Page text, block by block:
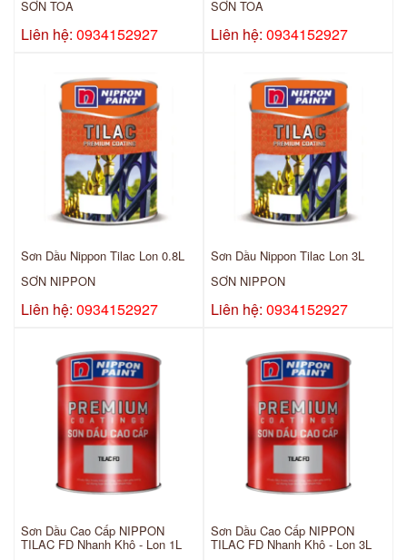
SƠN TOA
Liên hệ: 0934152927
SƠN TOA
Liên hệ: 0934152927
Sơn Dầu Nippon Tilac Lon 0.8L
SƠN NIPPON
Liên hệ: 0934152927
Sơn Dầu Nippon Tilac Lon 3L
SƠN NIPPON
Liên hệ: 0934152927
Sơn Dầu Cao Cấp NIPPON
TILAC FD Nhanh Khô - Lon 1L
Sơn Dầu Cao Cấp NIPPON
TILAC FD Nhanh Khô - Lon 3L